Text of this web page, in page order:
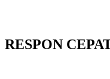
RESPON